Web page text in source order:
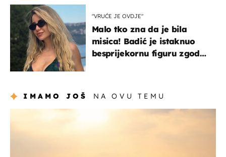
"VRUĆE JE OVDJE"
Malo tko zna da je bila
misica! Badić je istaknuo
besprijekornu figuru zgodne
IMAMO JOŠ NA OVU TEMU